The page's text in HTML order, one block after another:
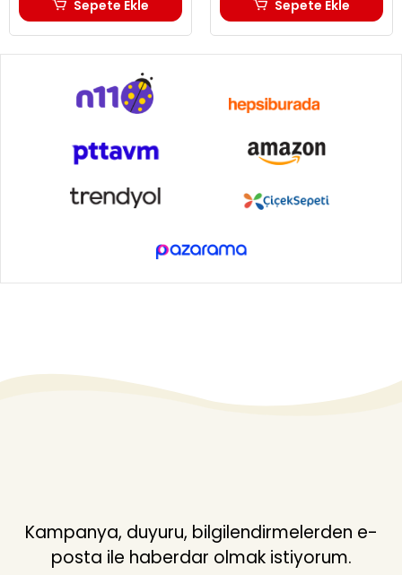
Sepete Ekle Sepete Ekle
Kampanya, duyuru, bilgilendirmelerden e-
posta ile haberdar olmak istiyorum.